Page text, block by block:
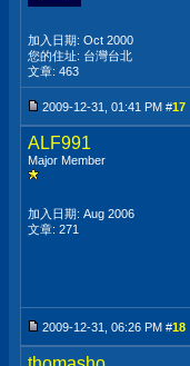
加入日期: Oct 2000
您的住址: 台灣台北
文章: 463
2009-12-31, 01:41 PM #17
ALF991
Major Member
加入日期: Aug 2006
文章: 271
2009-12-31, 06:26 PM #18